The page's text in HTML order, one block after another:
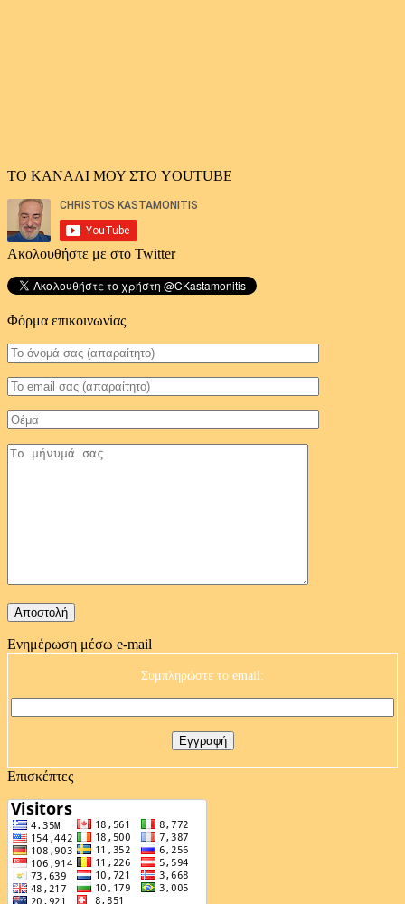
ΤΟ ΚΑΝΑΛΙ ΜΟΥ ΣΤΟ YOUTUBE
Ακολουθήστε με στο Twitter
Φόρμα επικοινωνίας
Ενημέρωση μέσω e-mail
Συμπληρώστε το email:
Επισκέπτες